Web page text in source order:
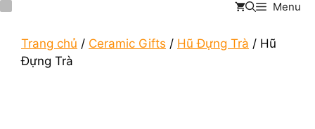
Chuyển
dung
Menu
Trang chủ / Ceramic Gifts / Hũ Đựng Trà / Hũ
Đựng Trà